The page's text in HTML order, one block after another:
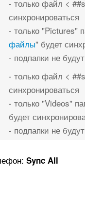
- только файл <
синхронироваться
- только "Pictures"
файлы" будет
- подпапки не
- только файл <
синхронироваться
- только "Videos"
будет
- подпапки не
Sync All